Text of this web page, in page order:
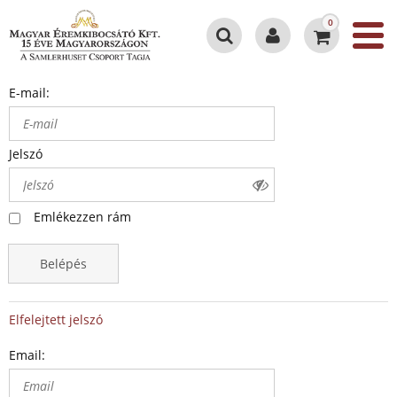
0
E-mail:
Jelszó
Emlékezzen rám
Belépés
Elfelejtett jelszó
Email: